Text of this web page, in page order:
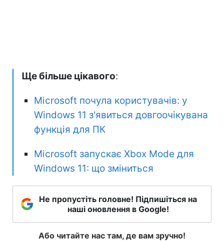
Ще більше цікавого:
Microsoft почула користувачів: у
Windows 11 з'явиться довгоочікувана
функція для ПК
Microsoft запускає Xbox Mode для
Windows 11: що зміниться
Не пропустіть головне! Підпишіться на
наші оновлення в Google!
Або читайте нас там, де вам зручно!